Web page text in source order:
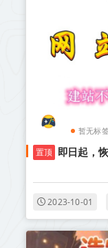
暂无标签
置顶 即日起，
2023-10-01